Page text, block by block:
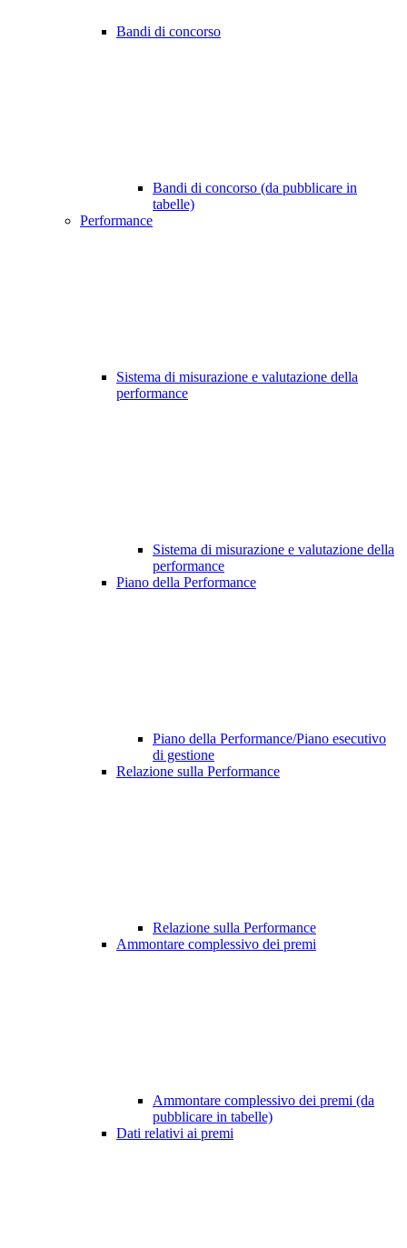
Bandi di concorso
Bandi di concorso (da pubblicare in
tabelle)
Performance
Sistema di misurazione e valutazione della
performance
Sistema di misurazione e valutazione della
performance
Piano della Performance
Piano della Performance/Piano esecutivo
di gestione
Relazione sulla Performance
Relazione sulla Performance
Ammontare complessivo dei premi
Ammontare complessivo dei premi (da
pubblicare in tabelle)
Dati relativi ai premi